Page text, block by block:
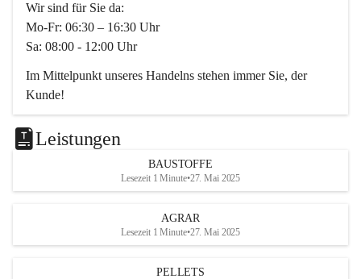
Wir sind für Sie da:
Mo-Fr: 06:30 – 16:30 Uhr
Sa: 08:00 - 12:00 Uhr
Im Mittelpunkt unseres Handelns stehen immer Sie, der
Kunde!
Das Team ist freundlich, motiviert und bestens geschult in
den Bereichen
Beratung, Lager sowie Transport. Für alle Ihre Anliegen
finden wir eine individuelle Lösung.
office@mayer-lipsch.at
Leistungen
BAUSTOFFE
Lesezeit 1 Minute•27. Mai 2025
AGRAR
Lesezeit 1 Minute•27. Mai 2025
PELLETS